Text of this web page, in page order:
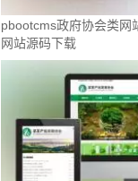
pbootcms政府协会类网
网站源码下载